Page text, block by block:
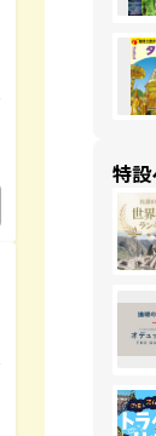
特